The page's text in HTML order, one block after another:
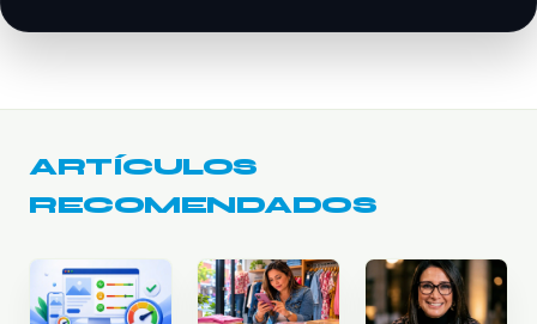
ARTÍCULOS
RECOMENDADOS